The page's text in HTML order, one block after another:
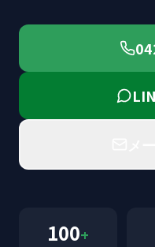
100+